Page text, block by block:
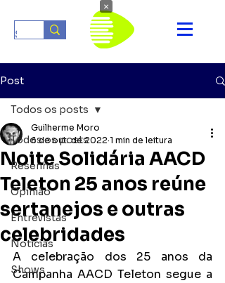
Post
Todos os posts
Resenhas
Opinião
Entrevistas
Notícias
Shows
Todos os posts
Noite Solidária AACD
Teleton 25 anos reúne
sertanejos e outras
celebridades
Guilherme Moro
6 de out. de 2022 1 min de leitura
A celebração dos 25 anos da
Campanha AACD Teleton segue a
×